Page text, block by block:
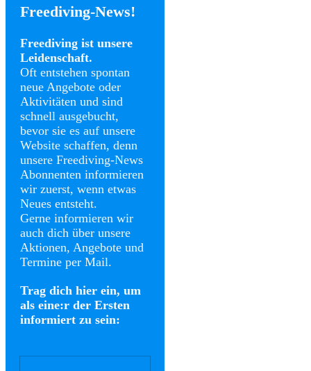
Freediving-News!
Freediving ist unsere
Leidenschaft.
Oft entstehen spontan
neue Angebote oder
Aktivitäten und sind
schnell ausgebucht,
bevor sie es auf unsere
Website schaffen, denn
unsere Freediving-News
Abonnenten informieren
wir zuerst, wenn etwas
Neues entsteht.
Gerne informieren wir
auch dich über unsere
Aktionen, Angebote und
Termine per Mail.
Trag dich hier ein, um
als eine:r der Ersten
informiert zu sein: